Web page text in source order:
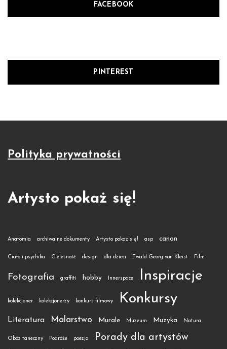
FACEBOOK
PINTEREST
Polityka prywatności
Artysto pokaż się!
Anatomia archiwalne dokumenty Artysto pokaż się! asp canon
Ciało i psychika Cielesność design dla dzieci Ewald Georg von Kleist Film
Fotografia graffiti hobby Innerspace Inspiracje
kolekcjoner kolekcjonerzy konkurs filmowy Konkursy
Literatura Malarstwo Murale Muzeum Muzyka Natura
Obóz taneczny Podróże poezja
Porady dla artystów